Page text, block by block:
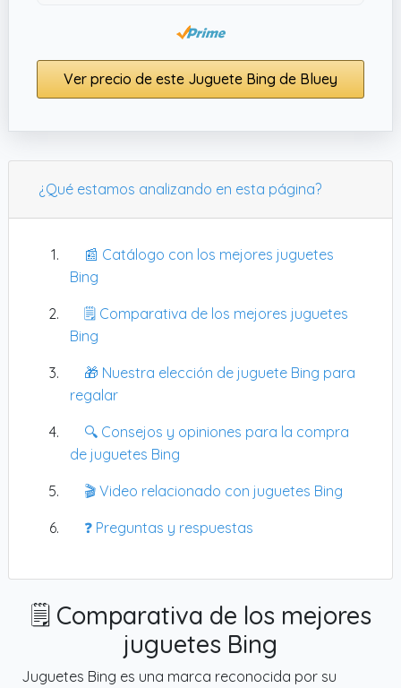
Ver precio de este Juguete Bing de Bluey
¿Qué estamos analizando en esta página?
📰 Catálogo con los mejores juguetes
Bing
🗒️ Comparativa de los mejores juguetes
Bing
🎁 Nuestra elección de juguete Bing para
regalar
🔍 Consejos y opiniones para la compra
de juguetes Bing
🎬 Video relacionado con juguetes Bing
❓ Preguntas y respuestas
🗒️ Comparativa de los mejores
juguetes Bing
Juguetes Bing es una marca reconocida por su